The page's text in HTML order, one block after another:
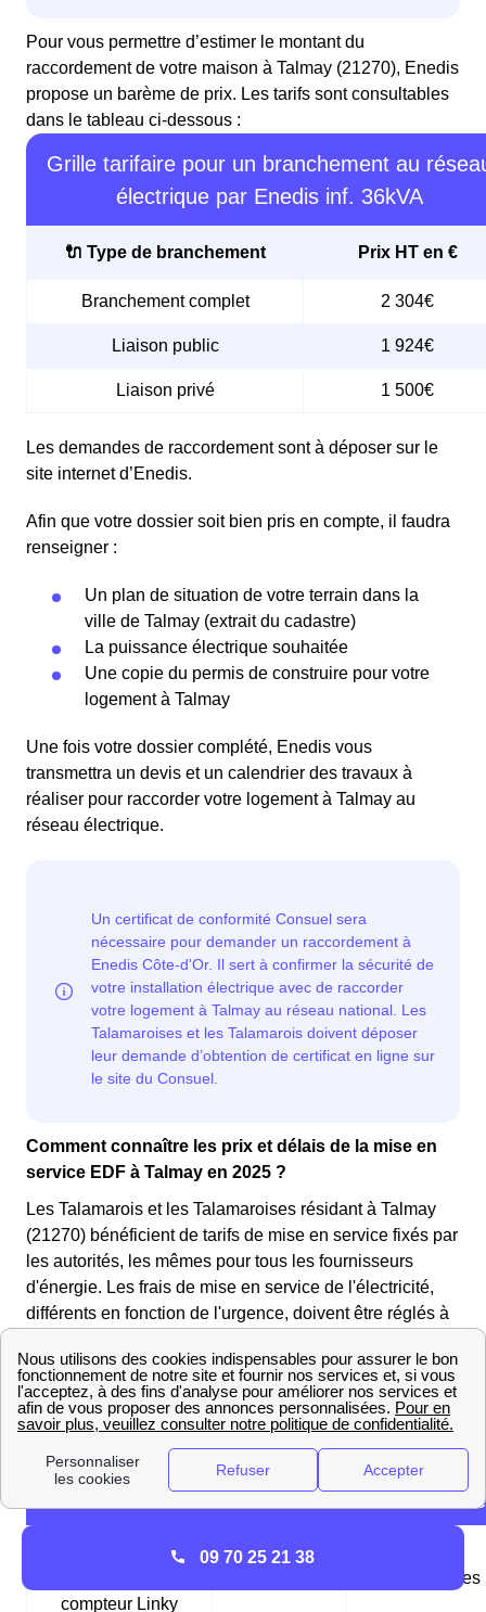
Pour vous permettre d’estimer le montant du
raccordement de votre maison à Talmay (21270), Enedis
propose un barème de prix. Les tarifs sont consultables
dans le tableau ci-dessous :
Grille tarifaire pour un branchement au
électrique par Enedis inf. 36kVA
🔌 Type de branchement Prix HT en €
Branchement complet 2 304€
Liaison public 1 924€
Liaison privé 1 500€
Les demandes de raccordement sont à déposer sur le
site internet d’Enedis.
Afin que votre dossier soit bien pris en compte, il faudra
renseigner :
Un plan de situation de votre terrain dans la
ville de Talmay (extrait du cadastre)
La puissance électrique souhaitée
Une copie du permis de construire pour votre
logement à Talmay
Une fois votre dossier complété, Enedis vous
transmettra un devis et un calendrier des travaux à
réaliser pour raccorder votre logement à Talmay au
réseau électrique.
Comment connaître les prix et délais de la mise en
service EDF à Talmay en 2025 ?
Les Talamarois et les Talamaroises résidant à Talmay
(21270) bénéficient de tarifs de mise en service fixés par
les autorités, les mêmes pour tous les fournisseurs
d'énergie. Les frais de mise en service de l'électricité,
différents en fonction de l'urgence, doivent être réglés à
GRDF, le gestionnaire du réseau de gaz.
Les tableaux suivants présentent les différentes options
de mise en service disponibles à Talmay (21270) :
Tableau des mises en service d'électricité
Mise en service
compteur Linky
24-48 heures
09 70 25 21 38